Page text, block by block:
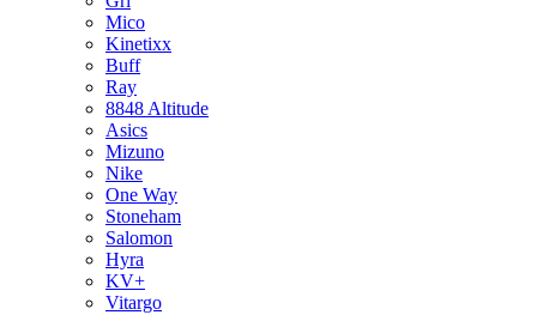
Mico
Kinetixx
Buff
Ray
8848 Altitude
Asics
Mizuno
Nike
One Way
Stoneham
Salomon
Hyra
KV+
Vitargo